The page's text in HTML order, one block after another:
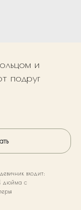
и
подруг
входит:
дюйма с